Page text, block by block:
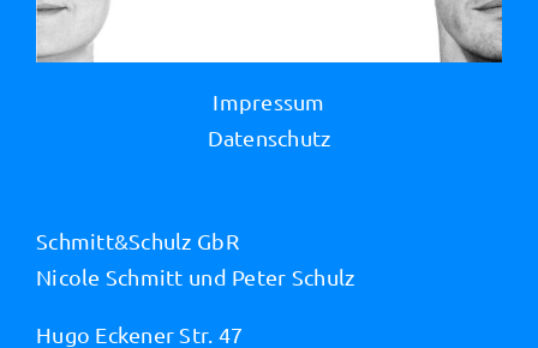
Impressum
Datenschutz
Schmitt&Schulz GbR
Nicole Schmitt und Peter Schulz
Hugo Eckener Str. 47